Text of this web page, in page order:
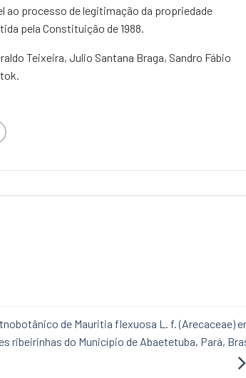
ao processo de legitimação da propriedade
pela Constituição de 1988.
Teixeira, Julio Santana Braga, Sandro Fábio
de Mauritia flexuosa L. f. (Arecaceae)
ribeirinhas do Município de Abaetetuba, Pará,